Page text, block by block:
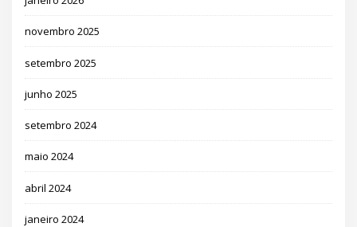
novembro 2025
setembro 2025
junho 2025
setembro 2024
maio 2024
abril 2024
janeiro 2024